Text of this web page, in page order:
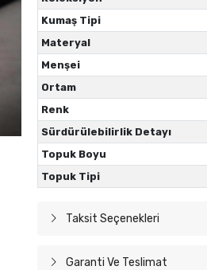
Kumaş Tipi
Materyal
Menşei
Ortam
Renk
Sürdürülebilirlik Detayı
Topuk Boyu
Topuk Tipi
Taksit Seçenekleri
Garanti Ve Teslimat